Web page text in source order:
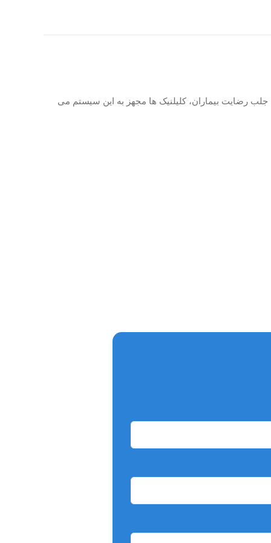
رضایت بیماران، کلیلنیک ها مجهز به این سیستم می